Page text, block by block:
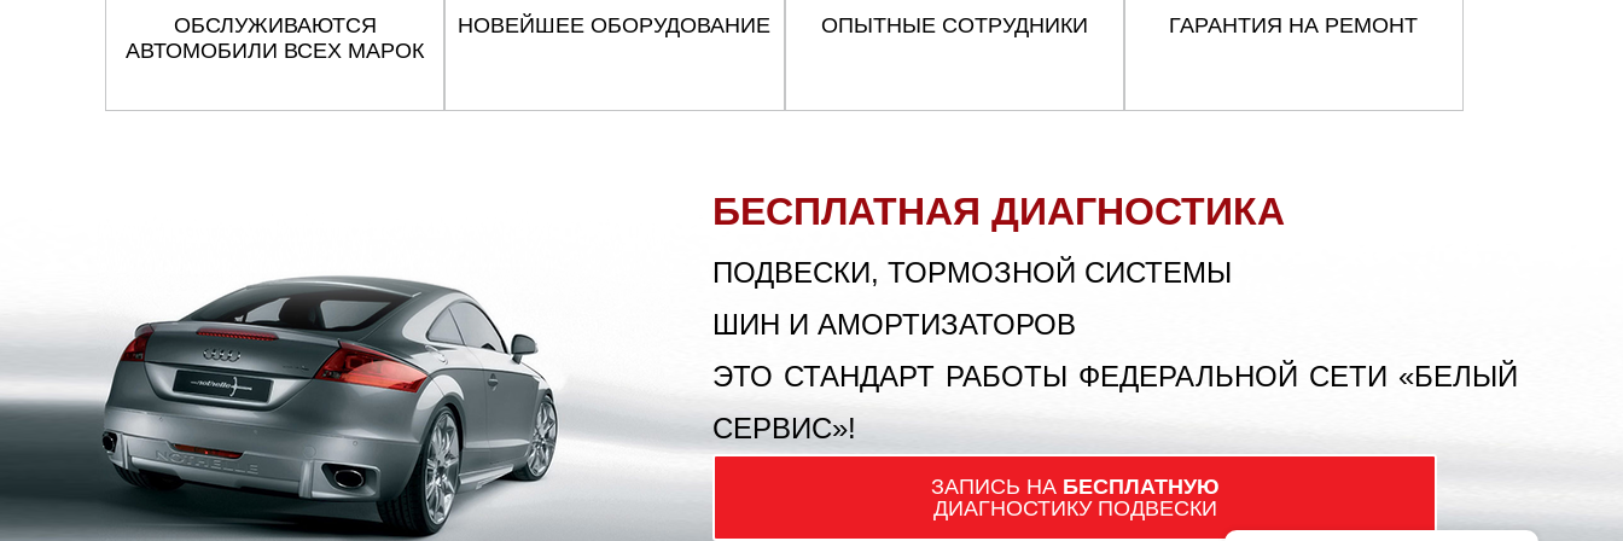
ОБСЛУЖИВАЮТСЯ
АВТОМОБИЛИ ВСЕХ МАРОК
НОВЕЙШЕЕ ОБОРУДОВАНИЕ ОПЫТНЫЕ СОТРУДНИКИ ГАРАНТИЯ НА РЕМОНТ
БЕСПЛАТНАЯ ДИАГНОСТИКА
ПОДВЕСКИ, ТОРМОЗНОЙ СИСТЕМЫ
ШИН И АМОРТИЗАТОРОВ
ЭТО СТАНДАРТ РАБОТЫ ФЕДЕРАЛЬНОЙ СЕТИ «БЕЛЫЙ
СЕРВИС»!
ЗАПИСЬ НА БЕСПЛАТНУЮ
ДИАГНОСТИКУ ПОДВЕСКИ